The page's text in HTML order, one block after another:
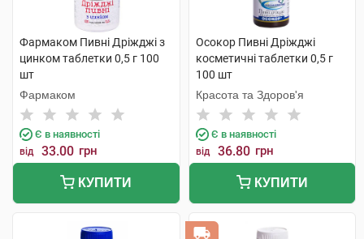
Фармаком Пивні Дріжджі з
цинком таблетки 0,5 г 100
шт
Фармаком
Є в наявності
від 33.00 грн
КУПИТИ
Осокор Пивні Дріжджі
косметичні таблетки 0,5 г
100 шт
Красота та Здоров'я
Є в наявності
від 36.80 грн
КУПИТИ